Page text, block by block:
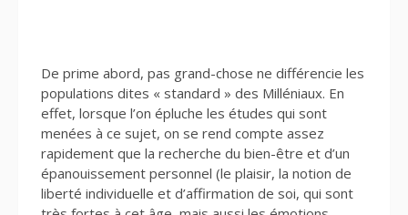
De prime abord, pas grand-chose ne différencie les
populations dites « standard » des Milléniaux. En
effet, lorsque l’on épluche les études qui sont
menées à ce sujet, on se rend compte assez
rapidement que la recherche du bien-être et d’un
épanouissement personnel (le plaisir, la notion de
liberté individuelle et d’affirmation de soi, qui sont